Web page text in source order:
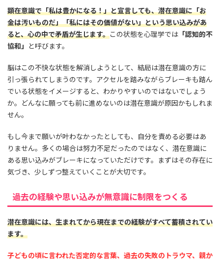
顕在意識で「私は豊かになる！」と宣言しても、潜在意識に「お
金は汚いものだ」「私にはその価値がない」という思い込みがあ
ると、心の中で矛盾が生じます。この状態を心理学では 「認知的不
協和」 と呼びます。
脳はこの不快な状態を解消しようとして、結局は潜在意識の方に
引っ張られてしまうのです。アクセルを踏みながらブレーキも踏ん
でいる状態をイメージすると、わかりやすいのではないでしょう
か。どんなに願っても前に進めないのは潜在意識が原因かもしれま
せん。
もし今まで願いが叶わなかったとしても、自分を責める必要はあ
りません。多くの場合は努力不足だったのではなく、潜在意識に
ある思い込みがブレーキになっていただけです。まずはその存在に
気づき、少しずつ整えていくことが大切です。
過去の経験や思い込みが無意識に制限をつくる
潜在意識には、生まれてから現在までの経験がすべて蓄積されてい
ます。
子どもの頃に言われた否定的な言葉、過去の失敗のトラウマ、親か